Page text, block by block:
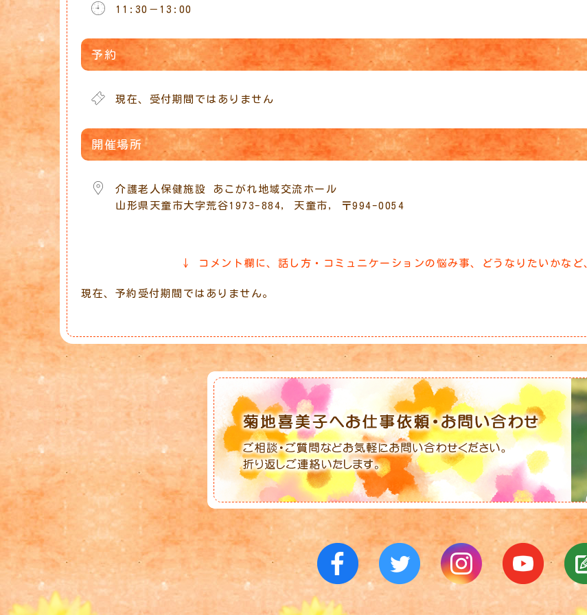
11:30－13:00
Download ICSGoogle Calendar
iCalendarOffice 365Outlook Live
予約
現在、受付期間ではありません
開催場所
介護老人保健施設 あこがれ地域交流ホール
山形県天童市大字荒谷1973-884, 天童市, 〒994-0054
↓ コメント欄に、話し方・コミュニケーションの悩み事、どうなりたいかな
現在、予約受付期間ではありません。